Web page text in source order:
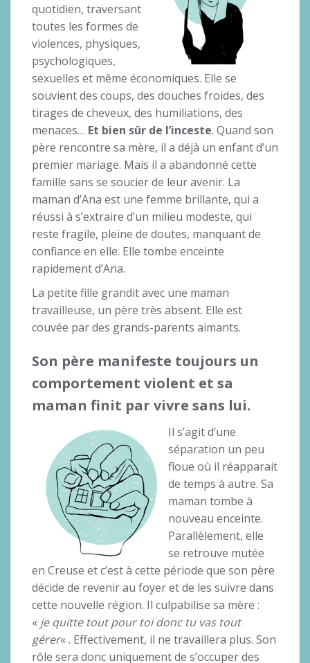
quotidien, traversant
toutes les formes de
violences, physiques,
psychologiques,
sexuelles et même économiques. Elle se
souvient des coups, des douches froides, des
tirages de cheveux, des humiliations, des
menaces… Et bien sûr de l’inceste. Quand son
père rencontre sa mère, il a déjà un enfant d’un
premier mariage. Mais il a abandonné cette
famille sans se soucier de leur avenir. La
maman d’Ana est une femme brillante, qui a
réussi à s’extraire d’un milieu modeste, qui
reste fragile, pleine de doutes, manquant de
confiance en elle. Elle tombe enceinte
rapidement d’Ana.
La petite fille grandit avec une maman
travailleuse, un père très absent. Elle est
couvée par des grands-parents aimants.
Son père manifeste toujours un
comportement violent et sa
maman finit par vivre sans lui.
Il s’agit d’une
séparation un peu
floue où il réapparait
de temps à autre. Sa
maman tombe à
nouveau enceinte.
Parallèlement, elle
se retrouve mutée
en Creuse et c’est à cette période que son père
décide de revenir au foyer et de les suivre dans
cette nouvelle région. Il culpabilise sa mère :
« je quitte tout pour toi donc tu vas tout
gérer« . Effectivement, il ne travaillera plus. Son
rôle sera donc uniquement de s’occuper des